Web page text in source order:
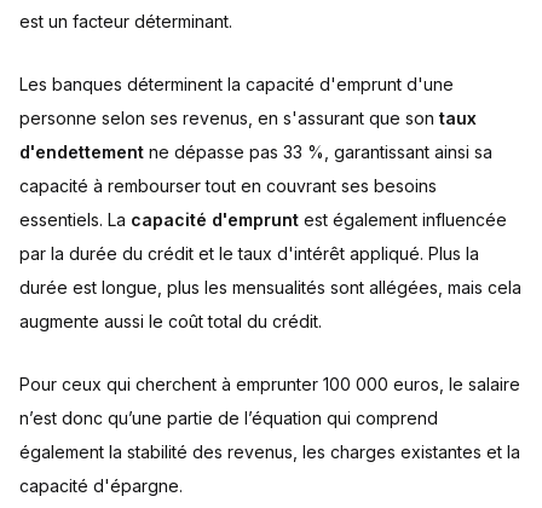
est un facteur déterminant.
Les banques déterminent la capacité d'emprunt d'une
personne selon ses revenus, en s'assurant que son taux
d'endettement ne dépasse pas 33 %, garantissant ainsi sa
capacité à rembourser tout en couvrant ses besoins
essentiels. La capacité d'emprunt est également influencée
par la durée du crédit et le taux d'intérêt appliqué. Plus la
durée est longue, plus les mensualités sont allégées, mais cela
augmente aussi le coût total du crédit.
Pour ceux qui cherchent à emprunter 100 000 euros, le salaire
n’est donc qu’une partie de l’équation qui comprend
également la stabilité des revenus, les charges existantes et la
capacité d'épargne.